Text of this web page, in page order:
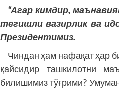
“Агар кимдир,
тегишли вазирлик ва
Президентимиз.
Чиндан ҳам нафақат ҳар
қайсидир ташкилотни
билишимиз тўғрими?